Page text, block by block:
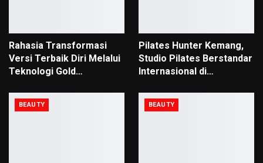
Rahasia Transformasi
Versi Terbaik Diri Melalui
Teknologi Gold…
Pilates Hunter Kemang,
Studio Pilates Berstandar
Internasional di…
BEAUTY BEAUTY